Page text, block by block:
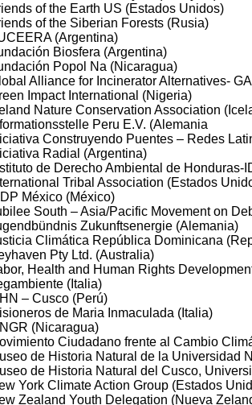
of the Earth US (Estados Unidos)
of the Siberian Forests (Rusia)
(Argentina)
Biosfera (Argentina)
Popol Na (Nicaragua)
Alliance for Incinerator Alternatives-
Impact International (Nigeria)
Nature Conservation Association
Peru E.V. (Alemania
Construyendo Puentes – Redes
Radial (Argentina)
de Derecho Ambiental de Honduras-
Tribal Association (Estados
México (México)
South – Asia/Pacific Movement on
Zukunftsenergie (Alemania)
Climática República Dominicana
Pty Ltd. (Australia)
Health and Human Rights
(Italia)
– Cusco (Perú)
de Maria Inmaculada (Italia)
(Nicaragua)
Ciudadano frente al Cambio
de Historia Natural de la Universidad
de Historia Natural del Cusco,
York Climate Action Group (Estados
Zealand Youth Delegation (Nueva